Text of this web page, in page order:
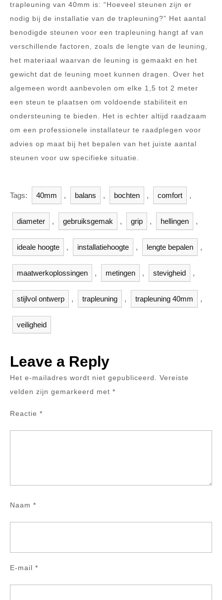
trapleuning van 40mm is: “Hoeveel steunen zijn er
nodig bij de installatie van de trapleuning?” Het aantal
benodigde steunen voor een trapleuning hangt af van
verschillende factoren, zoals de lengte van de leuning,
het materiaal waarvan de leuning is gemaakt en het
gewicht dat de leuning moet kunnen dragen. Over het
algemeen wordt aanbevolen om elke 1,5 tot 2 meter
een steun te plaatsen om voldoende stabiliteit en
ondersteuning te bieden. Het is echter altijd raadzaam
om een professionele installateur te raadplegen voor
advies op maat bij het bepalen van het juiste aantal
steunen voor uw specifieke situatie.
Tags: 40mm , balans , bochten , comfort ,
diameter , gebruiksgemak , grip , hellingen ,
ideale hoogte , installatiehoogte , lengte bepalen ,
maatwerkoplossingen , metingen , stevigheid ,
stijlvol ontwerp , trapleuning , trapleuning 40mm ,
veiligheid
Leave a Reply
Het e-mailadres wordt niet gepubliceerd.
Vereiste
velden zijn gemarkeerd met *
Reactie *
Naam *
E-mail *